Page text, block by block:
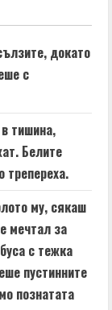
докато
с
тишина,
Белите
му, сякаш
мечтал за
с тежка
пустинните
познатата